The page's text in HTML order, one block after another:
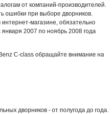
от компаний-производителей.
ошибки при выборе дворников.
магазине, обязательно
2007 по ноябрь 2008 года
C-class обращайте внимание на
дворников - от полугода до года.